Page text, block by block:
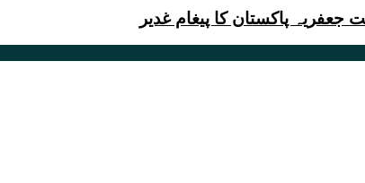
جعفریہ پاکستان کا پیغام غدیر